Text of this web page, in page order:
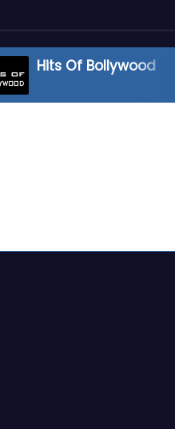
Hits Of Bollywood